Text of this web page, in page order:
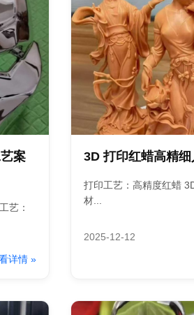
案
艺：
详情 »
3D 打印红蜡高精细
打印工艺：高精度红蜡
材...
2025-12-12